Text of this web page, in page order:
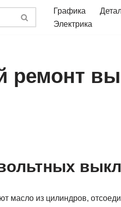
Графика
Электрика
ремонт
масло из цилиндров,